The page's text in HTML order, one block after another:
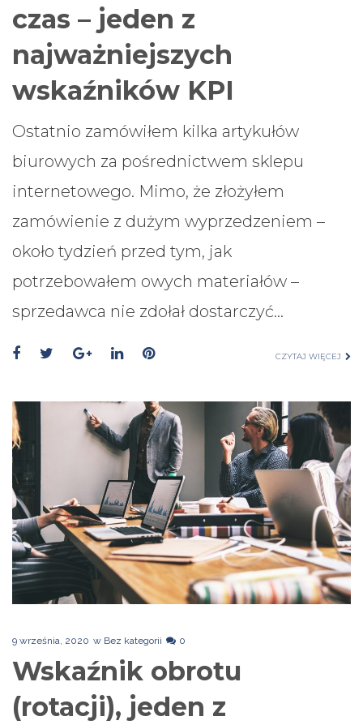
czas – jeden z
najważniejszych
wskaźników KPI
Ostatnio zamówiłem kilka artykułów
biurowych za pośrednictwem sklepu
internetowego. Mimo, że złożyłem
zamówienie z dużym wyprzedzeniem –
około tydzień przed tym, jak
potrzebowałem owych materiałów –
sprzedawca nie zdołał dostarczyć…
CZYTAJ WIĘCEJ
9 września, 2020 w Bez kategorii 0
Wskaźnik obrotu
(rotacji), jeden z